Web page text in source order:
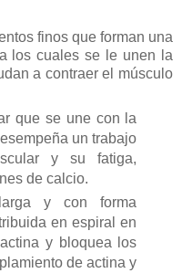
finos que forman una
los cuales se le unen la
a contraer el músculo
que se une con la
un trabajo
y su fatiga,
de calcio.
y con forma
en espiral en
y bloquea los
de actina y